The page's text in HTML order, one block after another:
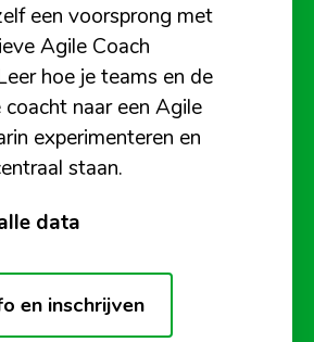
een voorsprong met
Agile Coach
hoe je teams en de
naar een Agile
experimenteren en
staan.
data
en inschrijven